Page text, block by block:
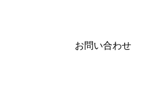
お問い合わせ